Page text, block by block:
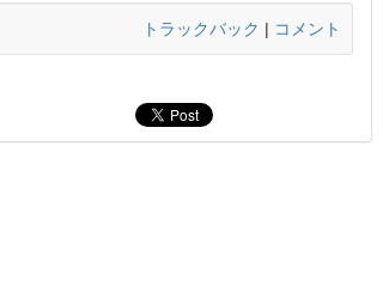
トラックバック | コメント